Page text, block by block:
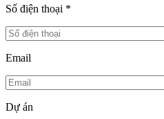
Số điện thoại *
Email
Dự án